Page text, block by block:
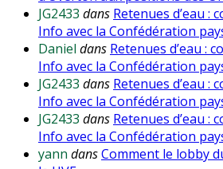
JG2433 dans Retenues d’eau :
Info avec la Confédération
Daniel dans Retenues d’eau :
Info avec la Confédération
JG2433 dans Retenues d’eau :
Info avec la Confédération
JG2433 dans Retenues d’eau :
Info avec la Confédération
yann dansComment le lobby